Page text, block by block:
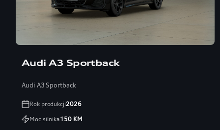
Audi A3 Sportback
Audi A3 Sportback
Rok produkcji2026
Moc silnika150KM